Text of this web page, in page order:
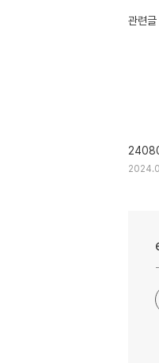
관련글
-